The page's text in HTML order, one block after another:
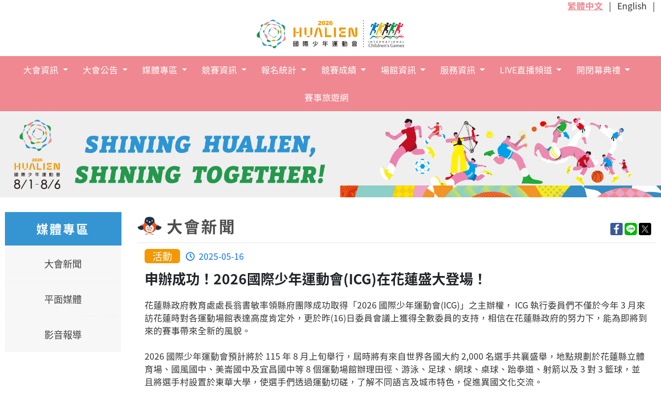
繁體中文
English
跳到主要內容
大會資訊 大會公告 媒體專區 競賽資訊 報名統計 競賽成績 場館資訊 服務資訊 LIVE直播頻道 開閉幕典禮
賽事旅遊網
媒體專區
大會新聞
平面媒體
影音報導
大會新聞
活動 2025-05-16
申辦成功！2026國際少年運動會(ICG)在花蓮盛大登場！
花蓮縣政府教育處處長翁書敏率領縣府團隊成功取得「2026 國際少年運動會(ICG)」之主辦權， ICG 執行委員們不僅於今年 3 月來
訪花蓮時對各運動場館表達高度肯定外，更於昨(16)日委員會議上獲得全數委員的支持，相信在花蓮縣政府的努力下，能為即將到
來的賽事帶來全新的風貌。
2026 國際少年運動會預計將於 115 年 8 月上旬舉行，屆時將有來自世界各國大約 2,000 名選手共襄盛舉，地點規劃於花蓮縣立體
育場、國風國中、美崙國中及宜昌國中等 8 個運動場館辦理田徑、游泳、足球、網球、桌球、跆拳道、射箭以及 3 對 3 籃球，並
且將選手村設置於東華大學，使選手們透過運動切磋，了解不同語言及城市特色，促進異國文化交流。